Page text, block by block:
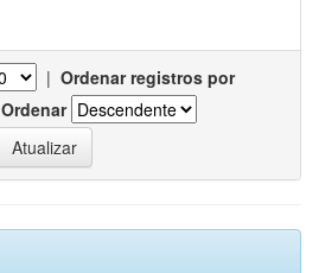
| Ordenar registros por
Ordenar